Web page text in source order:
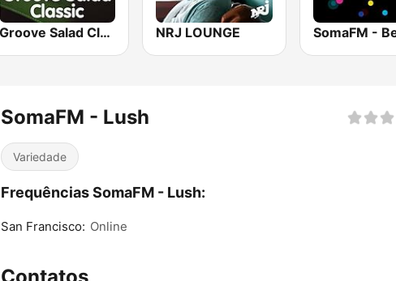
Groove Salad Classic NRJ LOUNGE
SomaFM - Lush
Variedade
Frequências SomaFM - Lush:
San Francisco: Online